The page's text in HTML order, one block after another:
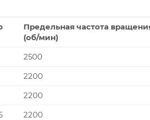
Предельная частота
(об/мин)
2500
2200
2200
2200